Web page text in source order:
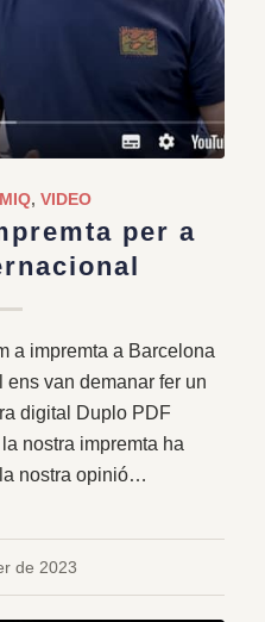
,VIDEO
per a
a impremta a Barcelona
van demanar fer un
digital Duplo PDF
nostra impremta ha
nostra opinió…
de 2023